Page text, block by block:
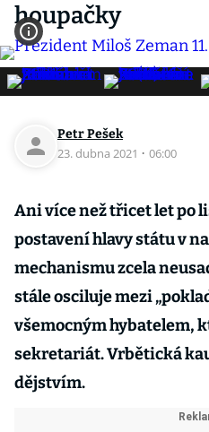
houpačky
Petr Pešek
23. dubna 2021 · 06:00
Ani více než třicet let po
postavení hlavy státu v
mechanismu zcela
stále osciluje mezi
všemocným hybatelem,
sekretariát. Vrbětická
dějstvím.